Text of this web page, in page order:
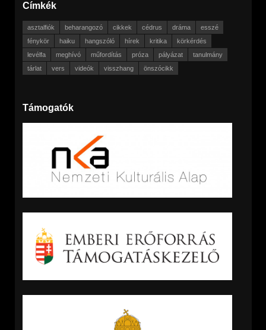
Címkék
asztalfiók beharangozó cikkek cédrus dráma
esszé
fénykör
haiku hangszóló hírek kritika
körkérdés
levélfa
meghívó műfordítás próza pályázat
tanulmány
tárlat
vers videók visszhang önszócikk
Támogatók